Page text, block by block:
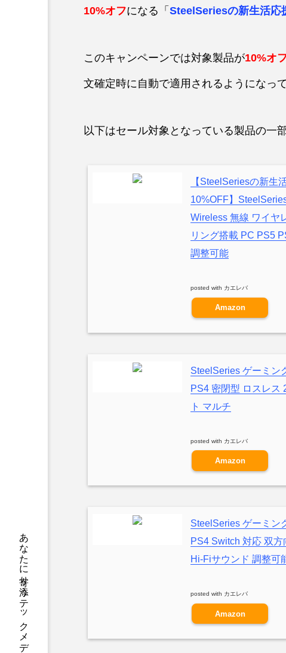
あなたに寄り添う テックメディア
10%オフになる「 SteelSeriesの新生活応
このキャンペーンでは対象製品が10%オ
文確定時に自動で適用されるようになって
以下はセール対象となっている製品の一部
【SteelSeriesの新生
10%OFF】
Wireless 無線 ワイヤ
リング搭載 PC PS5
調整可能
posted with カエレバ
Amazon
SteelSeries ゲーミン
PS4 密閉型 ロスレス
ト マルチ
posted with カエレバ
Amazon
SteelSeries ゲーミン
PS4 Switch 対応 双
Hi-Fiサウンド 調整可
posted with カエレバ
Amazon